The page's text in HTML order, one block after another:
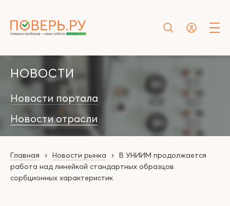
НОВОСТИ
Новости портала
Новости отрасли
Главная Новости рынка
В УНИИМ продолжается
работа над линейкой стандартных образцов
сорбционных характеристик